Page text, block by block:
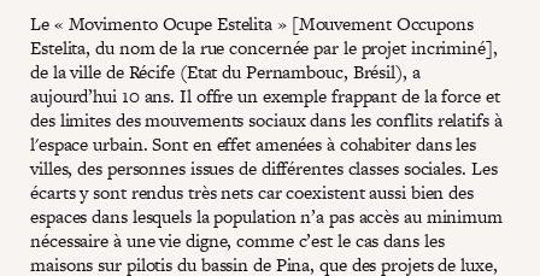
Le « Movimento Ocupe Estelita » [Mouvement Occupons
Estelita, du nom de la rue concernée par le projet incriminé],
de la ville de Récife (Etat du Pernambouc, Brésil), a
aujourd’hui 10 ans. Il offre un exemple frappant de la force et
des limites des mouvements sociaux dans les conflits relatifs à
l'espace urbain. Sont en effet amenées à cohabiter dans les
villes, des personnes issues de différentes classes sociales. Les
écarts y sont rendus très nets car coexistent aussi bien des
espaces dans lesquels la population n’a pas accès au minimum
nécessaire à une vie digne, comme c’est le cas dans les
maisons sur pilotis du bassin de Pina, que des projets de luxe,